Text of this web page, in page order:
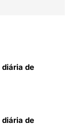
diária de
diária de